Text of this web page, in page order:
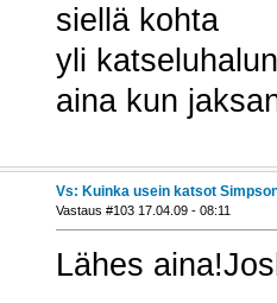
siellä kohta
yli
aina kun
Vs: Kuinka usein katsot
Vastaus #103 17.04.09 - 08:11
Lähes